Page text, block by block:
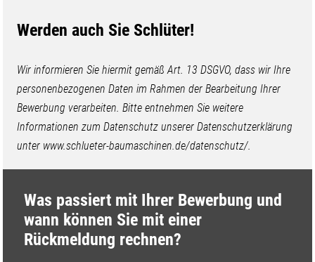
Werden auch Sie Schlüter!
Wir informieren Sie hiermit gemäß Art. 13 DSGVO, dass wir Ihre
personenbezogenen Daten im Rahmen der Bearbeitung Ihrer
Bewerbung verarbeiten. Bitte entnehmen Sie weitere
Informationen zum Datenschutz unserer Datenschutzerklärung
unter www.schlueter-baumaschinen.de/datenschutz/.
Was passiert mit Ihrer Bewerbung und
wann können Sie mit einer
Rückmeldung rechnen?